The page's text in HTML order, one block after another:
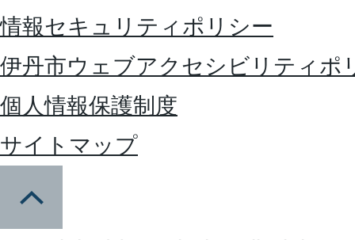
情報セキュリティポリシー
伊丹市ウェブアクセシビリティポ
個人情報保護制度
サイトマップ